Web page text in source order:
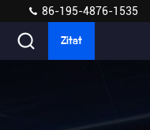
86-195-4876-1535
Zitat